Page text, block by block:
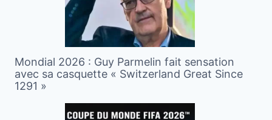
Mondial 2026 : Guy Parmelin fait sensation
avec sa casquette « Switzerland Great Since
1291 »